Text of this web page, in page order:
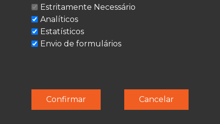
Política de Privacidade
Termos de Utilização
Cookies
© Techolder. Todos os direitos reservados.
SmashLine
Estritamente Necessário
Analíticos
Estatísticos
Envio de formulários
Cancelar
Confirmar